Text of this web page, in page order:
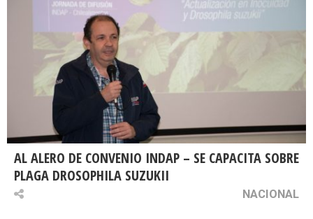
AL ALERO DE CONVENIO INDAP – SE CAPACITA SOBRE
PLAGA DROSOPHILA SUZUKII
NACIONAL